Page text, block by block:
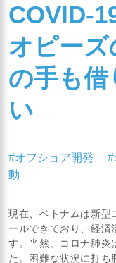
COVID-
オピーズ
の手も借
い
#オフショア開発 #
動
現在、ベトナムは新型
ールできており、経済
す。当然、コロナ肺炎
た。困難な状況に打ち